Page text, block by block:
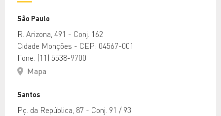
São Paulo
R. Arizona, 491 - Conj. 162
Cidade Monções - CEP: 04567-001
Fone: (11) 5538-9700
Mapa
Santos
Pç. da República, 87 - Conj. 91 / 93